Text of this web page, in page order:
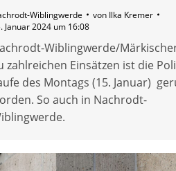
Wiblingwerde von Ilka Kremer
Januar 2024 um 16:08
Wiblingwerde/
zahlreichen Einsätzen ist die
des Montags (15. Januar)
So auch in Nachrodt-